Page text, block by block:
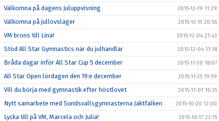
Välkomna på dagens juluppvisning 2015-12-19 11:29
Välkomna på jullovsläger 2015-12-15 20:56
VM brons till Lina! 2015-12-04 21:43
Stöd All Star Gymnastics när du julhandlar 2015-12-04 11:18
Bråda dagar inför All Star Cup 5 december 2015-11-30 18:07
All Star Open lördagen den 19:e december 2015-11-25 19:59
Vill du börja med gymnastik efter höstlovet 2015-11-01 16:35
Nytt samarbete med Sundsvallsgymnasterna Jaktfalken 2015-10-20 12:00
Lycka till på VM, Marcela och Julia! 2015-10-17 23:15